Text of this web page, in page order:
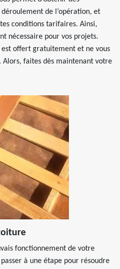
de l’opération, et
conditions tarifaires. Ainsi,
nécessaire pour vos projets.
est offert gratuitement et ne vous
Alors, faites dès maintenant votre
fonctionnement de votre
à une étape pour résoudre